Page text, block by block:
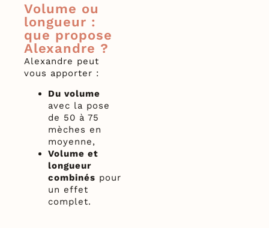
Volume ou
longueur :
que propose
Alexandre ?
Alexandre peut
vous apporter :
Du volume
avec la pose
de 50 à 75
mèches en
moyenne,
Volume et
longueur
combinés pour
un effet
complet.